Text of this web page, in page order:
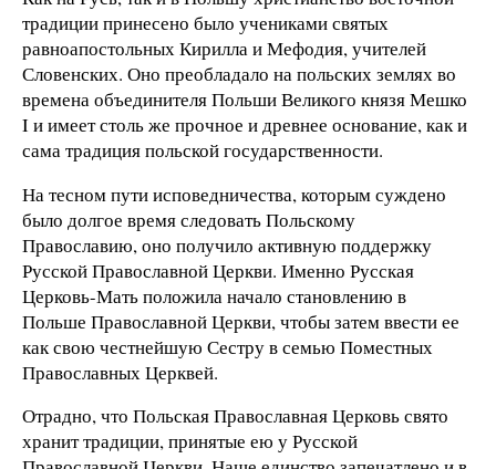
традиции принесено было учениками святых
равноапостольных Кирилла и Мефодия, учителей
Словенских. Оно преобладало на польских землях во
времена объединителя Польши Великого князя Мешко
I и имеет столь же прочное и древнее основание, как и
сама традиция польской государственности.
На тесном пути исповедничества, которым суждено
было долгое время следовать Польскому
Православию, оно получило активную поддержку
Русской Православной Церкви. Именно Русская
Церковь-Мать положила начало становлению в
Польше Православной Церкви, чтобы затем ввести ее
как свою честнейшую Сестру в семью Поместных
Православных Церквей.
Отрадно, что Польская Православная Церковь свято
хранит традиции, принятые ею у Русской